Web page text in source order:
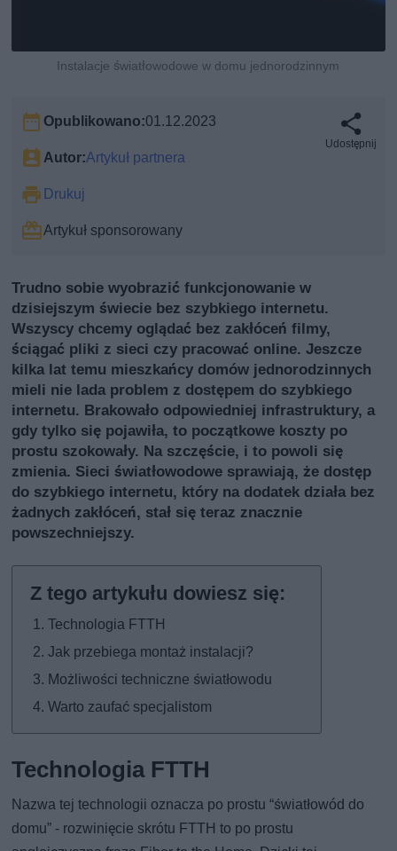
Instalacje światłowodowe w domu jednorodzinnym
Opublikowano:01.12.2023
Autor:Artykuł partnera
Drukuj
Artykuł sponsorowany
Udostępnij
Trudno sobie wyobrazić funkcjonowanie w
dzisiejszym świecie bez szybkiego internetu.
Wszyscy chcemy oglądać bez zakłóceń filmy,
ściągać pliki z sieci czy pracować online. Jeszcze
kilka lat temu mieszkańcy domów jednorodzinnych
mieli nie lada problem z dostępem do szybkiego
internetu. Brakowało odpowiedniej infrastruktury, a
gdy tylko się pojawiła, to początkowe koszty po
prostu szokowały. Na szczęście, i to powoli się
zmienia. Sieci światłowodowe sprawiają, że dostęp
do szybkiego internetu, który na dodatek działa bez
żadnych zakłóceń, stał się teraz znacznie
powszechniejszy.
Technologia FTTH
Jak przebiega montaż instalacji?
Możliwości techniczne światłowodu
Warto zaufać specjalistom
Technologia FTTH
Nazwa tej technologii oznacza po prostu “światłowód do
domu” - rozwinięcie skrótu FTTH to po prostu